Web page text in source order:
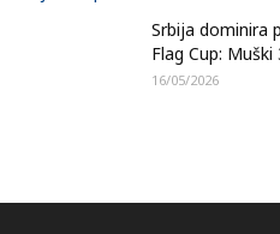
Srbija dominira
Flag Cup: Muški
16/05/2026